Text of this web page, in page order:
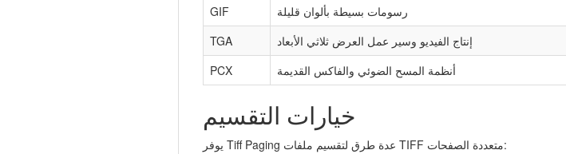
GIF
رسومات بسيطة بألوان قليلة
TGA
إنتاج الفيديو وسير عمل العرض ثلاثي الأبعاد
PCX
أنظمة المسح الضوئي والفاكس القديمة
خيارات التقسيم
يوفر Tiff Paging عدة طرق لتقسيم ملفات TIFF متعددة الصفحات: